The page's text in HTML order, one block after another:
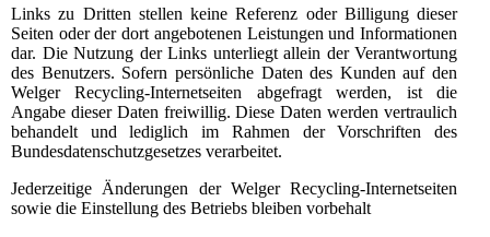
Links zu Dritten stellen keine Referenz oder Billigung dieser
Seiten oder der dort angebotenen Leistungen und Informationen
dar. Die Nutzung der Links unterliegt allein der Verantwortung
des Benutzers. Sofern persönliche Daten des Kunden auf den
Welger Recycling-Internetseiten abgefragt werden, ist die
Angabe dieser Daten freiwillig. Diese Daten werden vertraulich
behandelt und lediglich im Rahmen der Vorschriften des
Bundesdatenschutzgesetzes verarbeitet.
Jederzeitige Änderungen der Welger Recycling-Internetseiten
sowie die Einstellung des Betriebs bleiben vorbehalt